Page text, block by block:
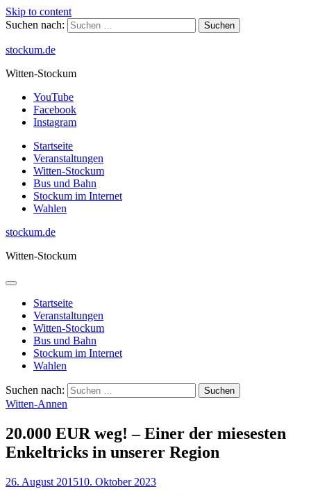
Skip to content
Suchen nach:
stockum.de
Witten-Stockum
YouTube
Facebook
Instagram
Startseite
Veranstaltungen
Witten-Stockum
Bus und Bahn
Stockum im Internet
Wahlen
stockum.de
Witten-Stockum
Startseite
Veranstaltungen
Witten-Stockum
Bus und Bahn
Stockum im Internet
Wahlen
Suchen nach:
Witten-Annen
20.000 EUR weg! – Einer der miesesten
Enkeltricks in unserer Region
26. August 201510. Oktober 2023